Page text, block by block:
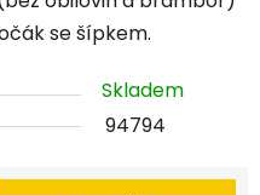
se šípkem.
Skladem
94794